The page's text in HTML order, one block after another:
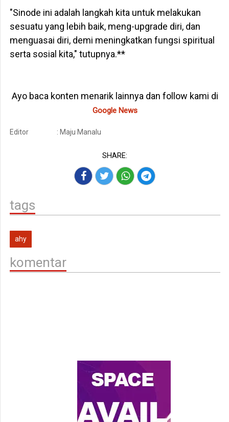
"Sinode ini adalah langkah kita untuk melakukan
sesuatu yang lebih baik, meng-upgrade diri, dan
menguasai diri, demi meningkatkan fungsi spiritual
serta sosial kita," tutupnya.**
Ayo baca konten menarik lainnya dan follow kami di
Google News
Editor : Maju Manalu
SHARE:
tags
ahy
komentar